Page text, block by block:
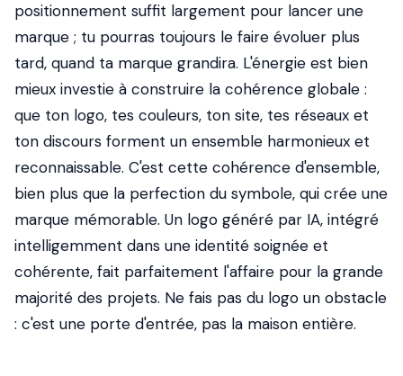
positionnement suffit largement pour lancer une
marque ; tu pourras toujours le faire évoluer plus
tard, quand ta marque grandira. L'énergie est bien
mieux investie à construire la cohérence globale :
que ton logo, tes couleurs, ton site, tes réseaux et
ton discours forment un ensemble harmonieux et
reconnaissable. C'est cette cohérence d'ensemble,
bien plus que la perfection du symbole, qui crée une
marque mémorable. Un logo généré par IA, intégré
intelligemment dans une identité soignée et
cohérente, fait parfaitement l'affaire pour la grande
majorité des projets. Ne fais pas du logo un obstacle
: c'est une porte d'entrée, pas la maison entière.